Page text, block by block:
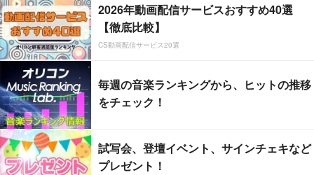
2026年動画配信サービスおすすめ40選
【徹底比較】
CS動画配信サービス20選
毎週の音楽ランキングから、ヒットの推移
をチェック！
試写会、登壇イベント、サインチェキなど
プレゼント！